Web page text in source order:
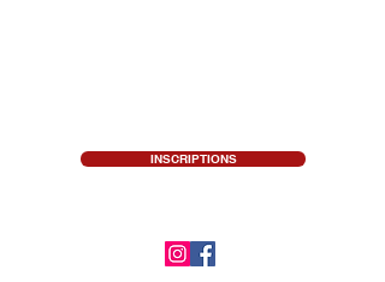
INSCRIPTIONS